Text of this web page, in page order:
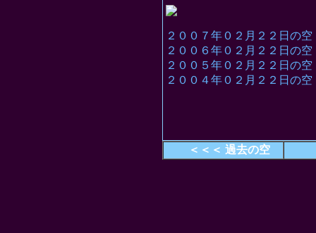
２００７年０２月２２日の空
２００６年０２月２２日の空
２００５年０２月２２日の空
２００４年０２月２２日の空
＜＜＜ 過去の空